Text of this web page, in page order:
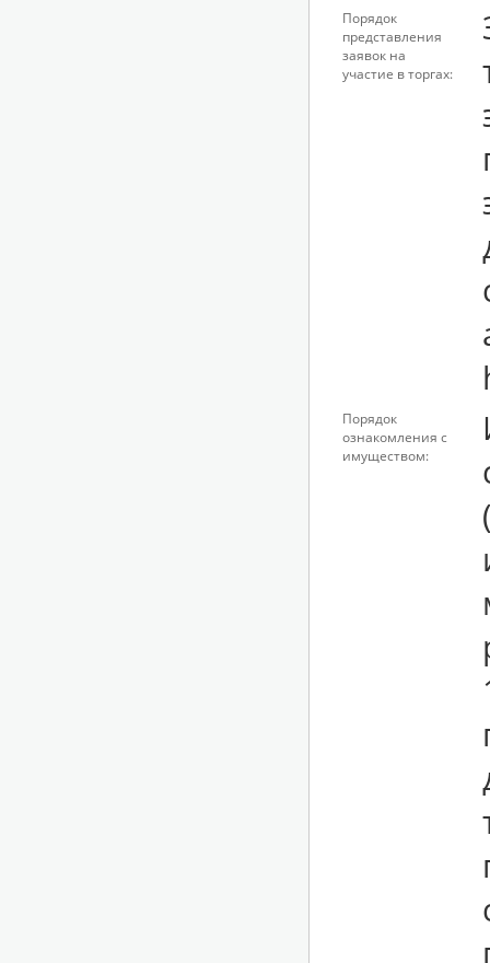
Порядок
представления
заявок на
участие в торгах:
Порядок
ознакомления с
имуществом: